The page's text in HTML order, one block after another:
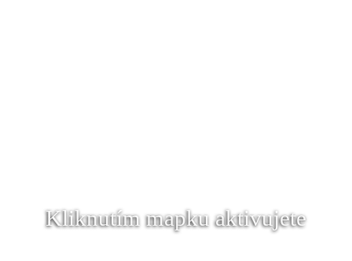
Kliknutím mapku aktivujete